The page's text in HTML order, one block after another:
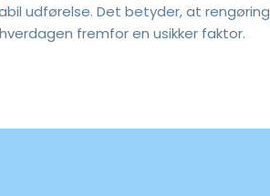
udførelse. Det betyder, at rengøring
fremfor en usikker faktor.